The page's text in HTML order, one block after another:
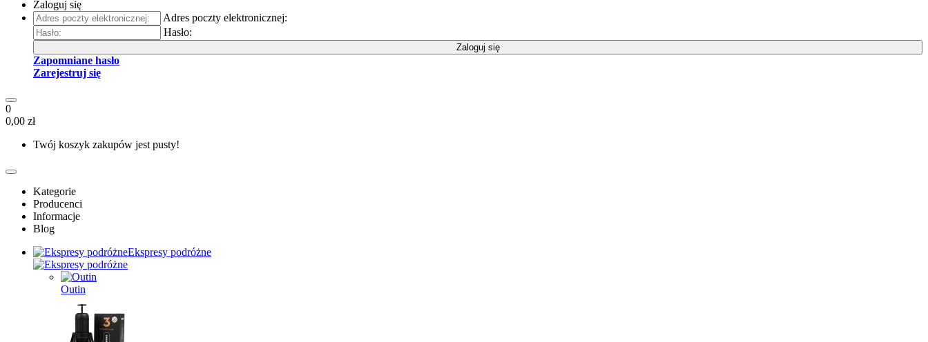
Zaloguj się
Adres poczty elektronicznej:
Hasło:
Zaloguj się
Zapomniane hasło
Zarejestruj się
0
0,00 zł
Twój koszyk zakupów jest pusty!
Kategorie
Producenci
Informacje
Blog
Ekspresy podróżne
Outin